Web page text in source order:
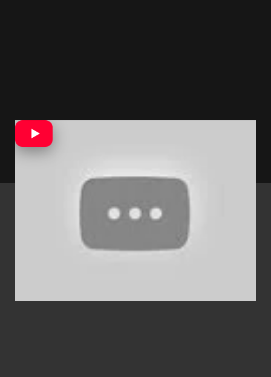
6 X 6 pre vás pripravíme aj o týždeň. Dovtedy
sledujte našu stránku a sociálne siete, aby vám